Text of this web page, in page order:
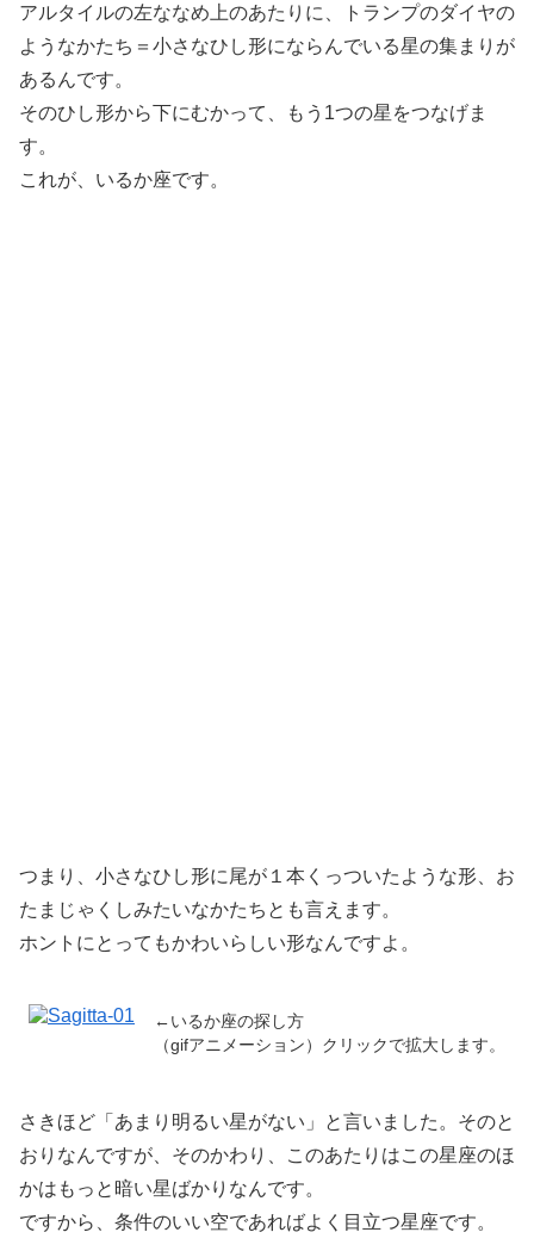
アルタイルの左ななめ上のあたりに、トランプのダイヤの
ようなかたち＝小さなひし形にならんでいる星の集まりが
あるんです。
そのひし形から下にむかって、もう1つの星をつなげま
す。
これが、いるか座です。
つまり、小さなひし形に尾が１本くっついたような形、お
たまじゃくしみたいなかたちとも言えます。
ホントにとってもかわいらしい形なんですよ。
←いるか座の探し方
（gifアニメーション）クリックで拡大します。
さきほど「あまり明るい星がない」と言いました。そのと
おりなんですが、そのかわり、このあたりはこの星座のほ
かはもっと暗い星ばかりなんです。
ですから、条件のいい空であればよく目立つ星座です。